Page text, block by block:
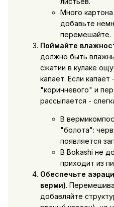
Много
добавьте
перемешайте.
Поймайте
должно быть
сжатии в кулаке
капает. Если
"коричневого" и
рассыпается -
В
"болота":
появляется
В Bokashi не
приходит из
Обеспечьте
верми).
добавляйте